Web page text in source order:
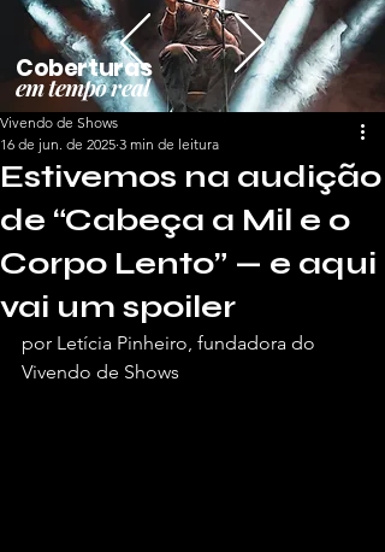
Coberturas
em tempo real
Estivemos na audição
de “Cabeça a Mil e o
Corpo Lento” — e aqui
vai um spoiler
Vivendo de Shows
16 de jun. de 2025 3 min de leitura
por Letícia Pinheiro, fundadora do
Vivendo de Shows